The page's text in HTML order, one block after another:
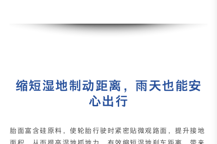
缩短湿地制动距离，雨天也能安
心出行
胎面富含硅原料，使轮胎行驶时紧密贴微观路面，提升接地